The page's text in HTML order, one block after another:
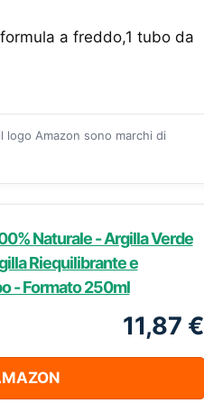
a freddo,1 tubo da
logo Amazon sono marchi di
Naturale - Argilla Verde
Riequilibrante e
- Formato 250ml
11,87 €